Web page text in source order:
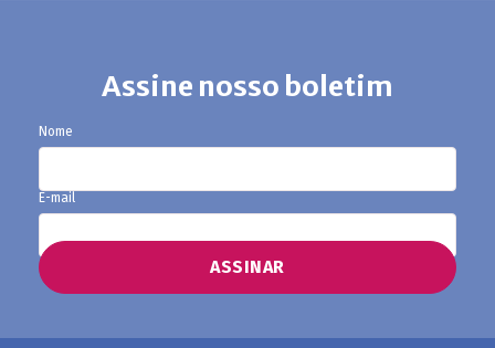
Assine nosso boletim
Nome
E-mail